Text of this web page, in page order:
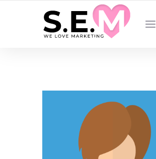
VOTRE AGENCE DE MARKETING